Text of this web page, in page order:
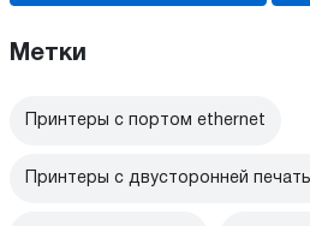
Метки
Принтеры с портом ethernet
Принтеры с двусторонней